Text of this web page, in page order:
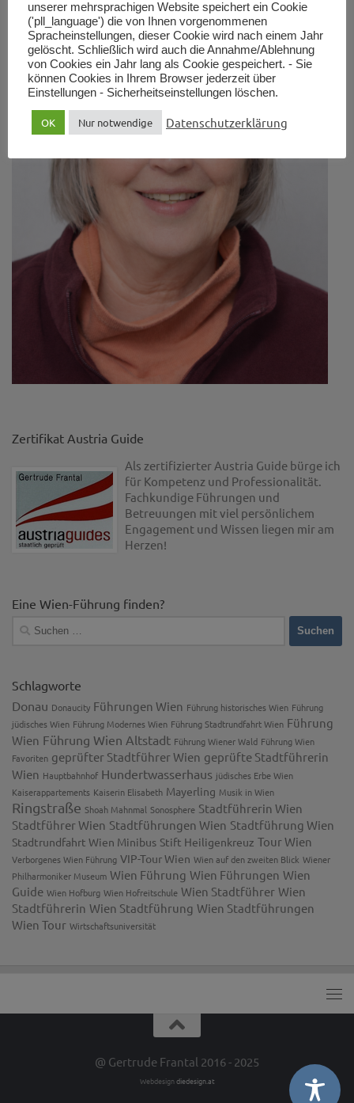
Zertifikat Austria Guide
Als zertifizierter Austria Guide bürge ich
für Kompetenz und Professionalität.
Fachkundige Führungen und
Betreuungen mit viel persönlichem
Engagement und Wissen liegen mir am
Herzen!
Eine Wien-Führung finden?
Suchen
nach:
Schlagworte
Donau Donaucity Führungen Wien Führung historisches Wien Führung
jüdisches Wien Führung Modernes Wien Führung Stadtrundfahrt Wien Führung
Wien Führung Wien Altstadt Führung Wiener Wald Führung Wien
Favoriten geprüfter Stadtführer Wien geprüfte Stadtführerin
Wien Hauptbahnhof Hundertwasserhaus jüdisches Erbe Wien
Kaiserappartements Kaiserin Elisabeth Mayerling Musik in Wien
Ringstraße Shoah Mahnmal Sonosphere Stadtführerin Wien
Stadtführer Wien Stadtführungen Wien Stadtführung Wien
Stadtrundfahrt Wien Minibus Stift Heiligenkreuz Tour Wien
Verborgenes Wien Führung VIP-Tour Wien Wien auf den zweiten Blick Wiener
Philharmoniker Museum Wien Führung Wien Führungen Wien
Guide Wien Hofburg Wien Hofreitschule Wien Stadtführer Wien
Stadtführerin Wien Stadtführung Wien Stadtführungen
Wien Tour Wirtschaftsuniversität
@ Gertrude Frantal 2016 - 2025
Webdesigndiedesign.at
unserer mehrsprachigen Website speichert ein Cookie
('pll_language') die von Ihnen vorgenommenen
Spracheinstellungen, dieser Cookie wird nach einem Jahr
gelöscht. Schließlich wird auch die Annahme/Ablehnung
von Cookies ein Jahr lang als Cookie gespeichert. - Sie
können Cookies in Ihrem Browser jederzeit über
Einstellungen - Sicherheitseinstellungen löschen.
OK Nur notwendige Datenschutzerklärung